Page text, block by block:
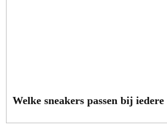
Welke sneakers passen bij